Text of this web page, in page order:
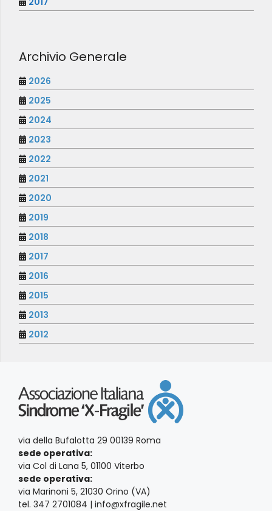
Archivio Generale
2026
2025
2024
2023
2022
2021
2020
2019
2018
2017
2016
2015
2013
2012
via della Bufalotta 29 00139 Roma
sede operativa:
via Col di Lana 5, 01100 Viterbo
sede operativa:
via Marinoni 5, 21030 Orino (VA)
tel. 347 2701084 | info@xfragile.net